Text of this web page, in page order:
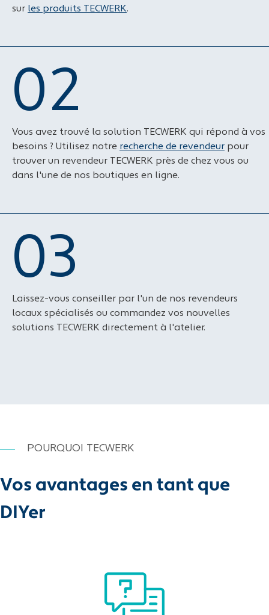
sur les produits TECWERK.
02
Vous avez trouvé la solution TECWERK qui répond à vos
besoins ? Utilisez notre recherche de revendeur pour
trouver un revendeur TECWERK près de chez vous ou
dans l'une de nos boutiques en ligne.
03
Laissez-vous conseiller par l'un de nos revendeurs
locaux spécialisés ou commandez vos nouvelles
solutions TECWERK directement à l'atelier.
Vos avantages en tant que
DIYer
POURQUOI TECWERK